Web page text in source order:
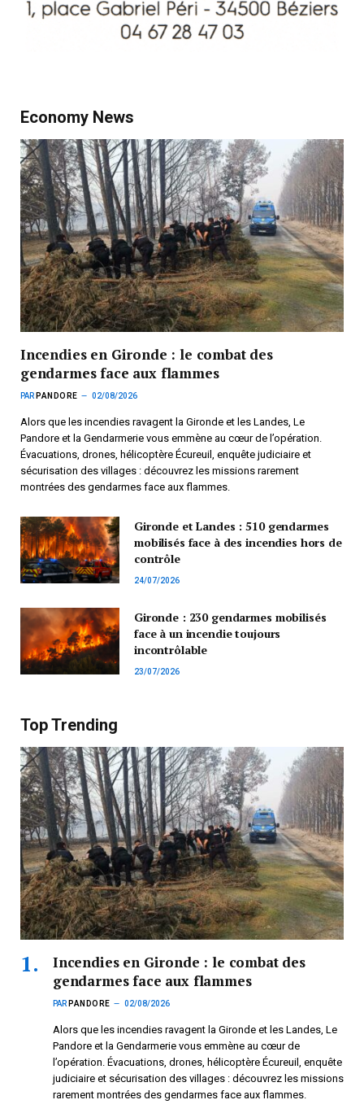
Economy News
Incendies en Gironde : le combat des
gendarmes face aux flammes
PAR PANDORE 02/08/2026
Alors que les incendies ravagent la Gironde et les Landes, Le
Pandore et la Gendarmerie vous emmène au cœur de l’opération.
Évacuations, drones, hélicoptère Écureuil, enquête judiciaire et
sécurisation des villages : découvrez les missions rarement
montrées des gendarmes face aux flammes.
Gironde et Landes : 510 gendarmes
mobilisés face à des incendies hors de
contrôle
24/07/2026
Gironde : 230 gendarmes mobilisés
face à un incendie toujours
incontrôlable
23/07/2026
Top Trending
Incendies en Gironde : le combat des
gendarmes face aux flammes
PAR PANDORE 02/08/2026
Alors que les incendies ravagent la Gironde et les Landes, Le
Pandore et la Gendarmerie vous emmène au cœur de
l’opération. Évacuations, drones, hélicoptère Écureuil, enquête
judiciaire et sécurisation des villages : découvrez les missions
rarement montrées des gendarmes face aux flammes.